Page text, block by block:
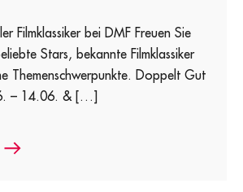
Filmklassiker bei DMF Freuen Sie
Stars, bekannte Filmklassiker
Themenschwerpunkte. Doppelt Gut
– 14.06. & […]